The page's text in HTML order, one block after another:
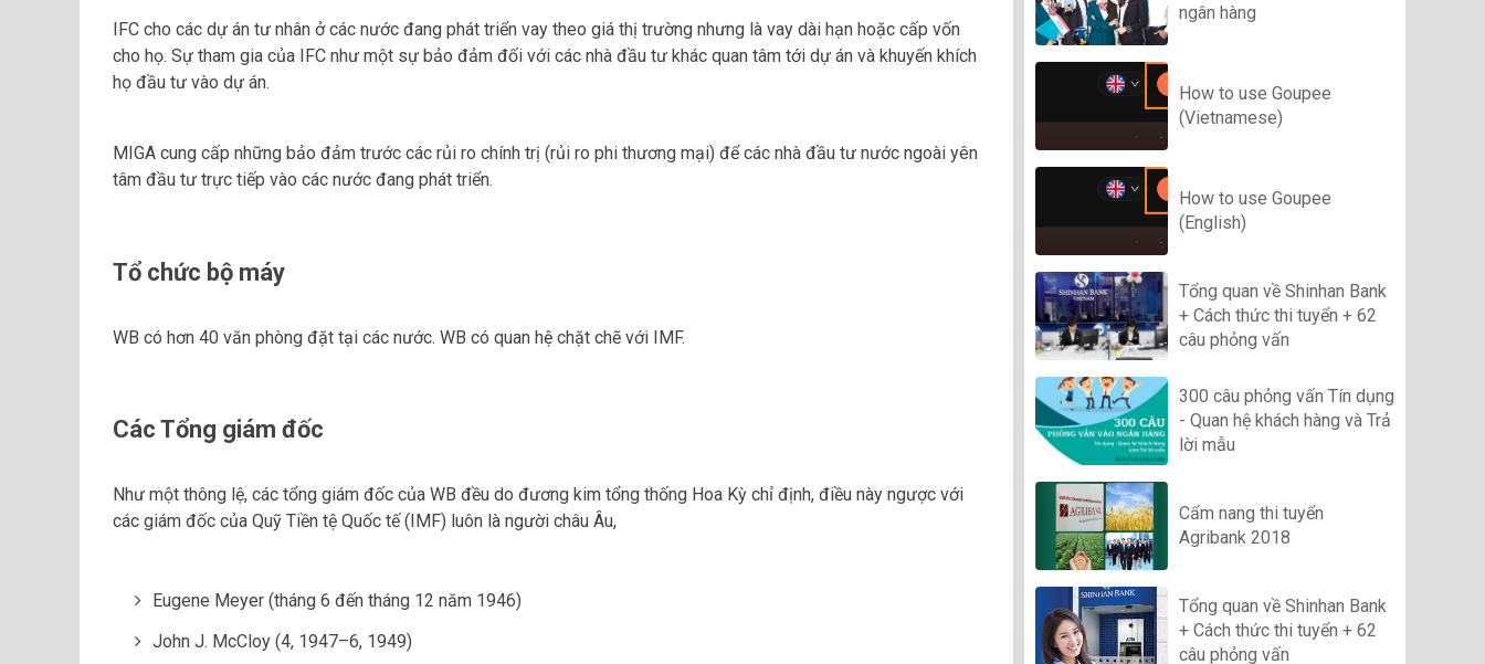
IFC cho các dự án tư nhân ở các nước đang phát triển vay theo giá thị trường nhưng là vay dài hạn hoặc cấp vốn
cho họ. Sự tham gia của IFC như một sự bảo đảm đối với các nhà đầu tư khác quan tâm tới dự án và khuyến khích
họ đầu tư vào dự án.
MIGA cung cấp những bảo đảm trước các rủi ro chính trị (rủi ro phi thương mại) để các nhà đầu tư nước ngoài yên
tâm đầu tư trực tiếp vào các nước đang phát triển.
Tổ chức bộ máy
WB có hơn 40 văn phòng đặt tại các nước. WB có quan hệ chặt chẽ với IMF.
Các Tổng giám đốc
Như một thông lệ, các tổng giám đốc của WB đều do đương kim tổng thống Hoa Kỳ chỉ định, điều này ngược với
các giám đốc của Quỹ Tiền tệ Quốc tế (IMF) luôn là người châu Âu,
Eugene Meyer (tháng 6 đến tháng 12 năm 1946)
John J. McCloy (4, 1947–6, 1949)
ngân hàng
How to use Goupee
(Vietnamese)
How to use Goupee
(English)
Tổng quan về Shinhan Bank
+ Cách thức thi tuyển + 62
câu phỏng vấn
300 câu phỏng vấn Tín dụng
- Quan hệ khách hàng và Trả
lời mẫu
Cẩm nang thi tuyển
Agribank 2018
Tổng quan về Shinhan Bank
+ Cách thức thi tuyển + 62
câu phỏng vấn